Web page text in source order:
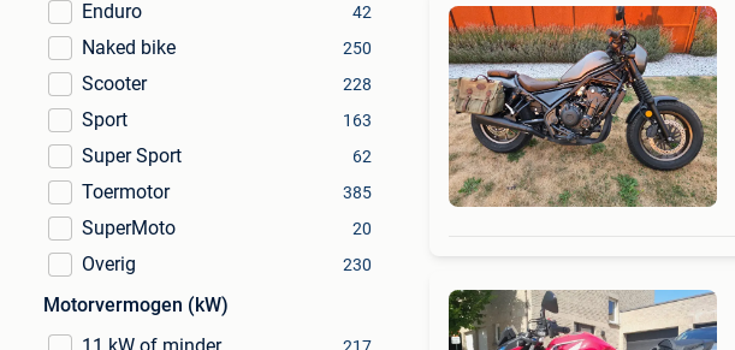
Enduro 42
Naked bike 250
Scooter 228
Sport 163
Super Sport 62
Toermotor 385
SuperMoto 20
Overig 230
Motorvermogen (kW)